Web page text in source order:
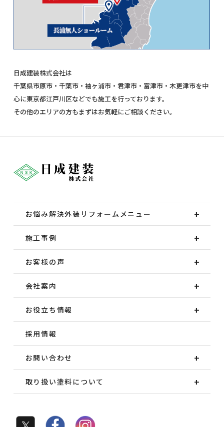
日成建装株式会社は
千葉県市原市・千葉市・袖ヶ浦市・君津市・富津市・木更津市を中
心に東京都江戸川区などでも施工を行っております。
その他のエリアの方もまずはお気軽にご相談ください。
お悩み解決外装 リフォームメニュー
施工事例
お客様の声
会社案内
お役立ち情報
採用情報
お問い合わせ
取り扱い塗料について